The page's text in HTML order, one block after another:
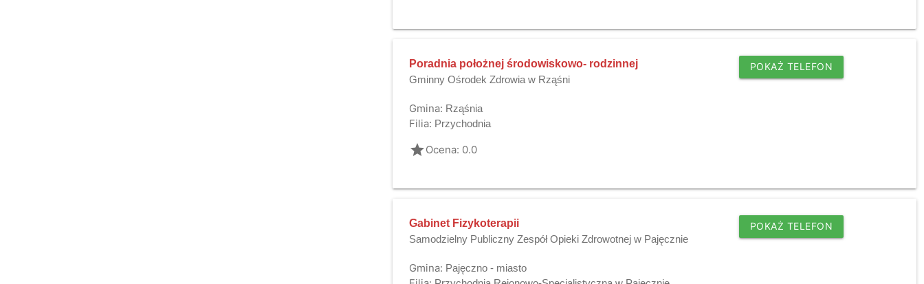
Poradnia położnej środowiskowo- rodzinnej
Gminny Ośrodek Zdrowia w Rząśni
POKAŻ TELEFON
Gmina: Rząśnia
Filia: Przychodnia
gradeOcena: 0.0
Gabinet Fizykoterapii
Samodzielny Publiczny Zespół Opieki Zdrowotnej w Pajęcznie
POKAŻ TELEFON
Gmina: Pajęczno - miasto